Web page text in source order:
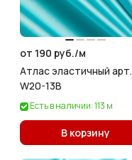
от 190 руб./м
Атлас эластичный арт.
W20-13B
Есть в наличии: 113 м
В корзину